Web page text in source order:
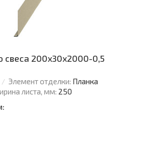
свеса 200х30х2000-0,5
Элемент отделки: Планка
листа, мм: 250